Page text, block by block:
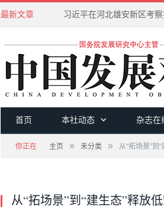
最新文章
首页 本社动态 杂志在
你正在 主页 » 未分类 » 从“拓场景”到
从“拓场景”到“建生态”释放